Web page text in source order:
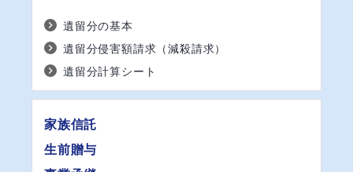
遺留分の基本
遺留分侵害額請求（減殺請求）
遺留分計算シート
家族信託
生前贈与